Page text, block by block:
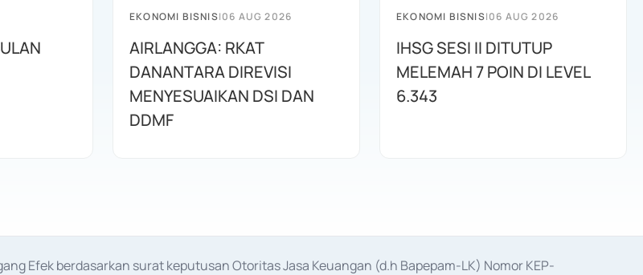
EKONOMI BISNIS|06 AUG 2026
AIRLANGGA: RKAT
DANANTARA DIREVISI
MENYESUAIKAN DSI DAN
DDMF
EKONOMI BISNIS|06 AUG 2026
IHSG SESI II DITUTUP
MELEMAH 7 POIN DI LEVEL
6.343
Efek berdasarkan surat keputusan Otoritas Jasa Keuangan (d.h Bapepam-LK) Nomor KEP-